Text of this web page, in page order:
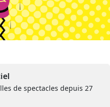
de spectacles depuis 27